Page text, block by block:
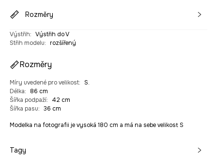
Rozměry
Výstřih: Výstřih do V
Střih modelu: rozšířený
Rozměry
Míry uvedené pro velikost: S.
Délka:
86 cm
Šířka podpaží:
42 cm
Šířka pasu: 36 cm
Modelka na fotografii je vysoká 180 cm a má na sebe velikost S
Tagy